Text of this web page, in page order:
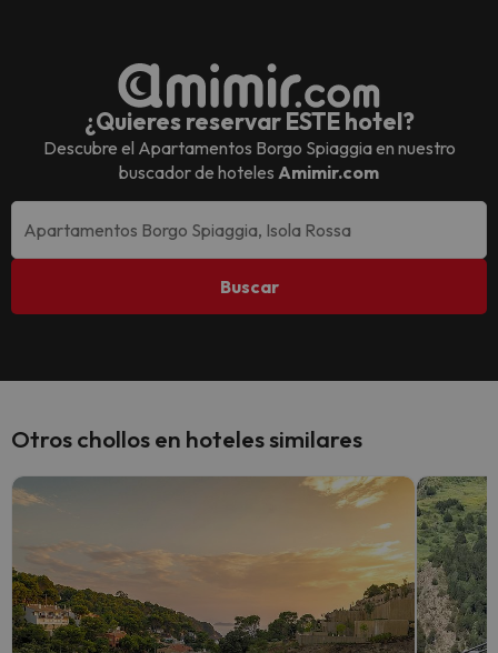
¿Quieres reservar ESTE hotel?
Descubre el Apartamentos Borgo Spiaggiaen nuestro
buscador de hoteles Amimir.com
Buscar
Otros chollos en hoteles similares